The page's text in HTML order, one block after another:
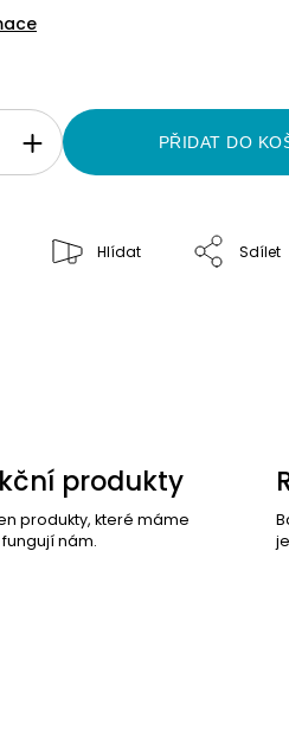
PŘIDAT DO
Hlídat Sdílet
produkty
produkty, které máme
nám.